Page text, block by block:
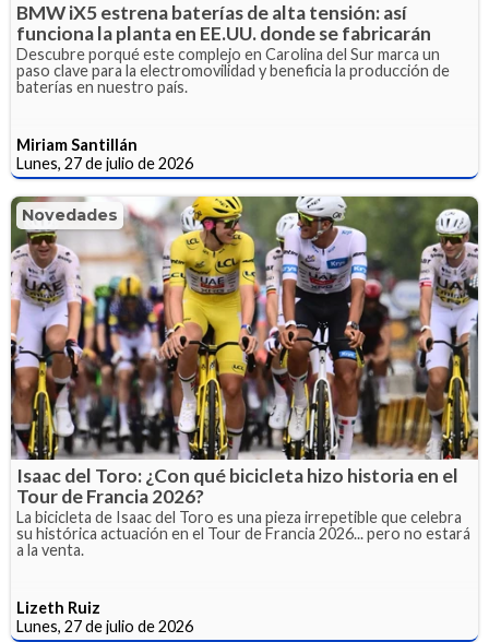
BMW iX5 estrena baterías de alta tensión: así
funciona la planta en EE.UU. donde se fabricarán
Descubre porqué este complejo en Carolina del Sur marca un
paso clave para la electromovilidad y beneficia la producción de
baterías en nuestro país.
Miriam Santillán
Lunes, 27 de julio de 2026
Novedades
Isaac del Toro: ¿Con qué bicicleta hizo historia en el
Tour de Francia 2026?
La bicicleta de Isaac del Toro es una pieza irrepetible que celebra
su histórica actuación en el Tour de Francia 2026... pero no estará
a la venta.
Lizeth Ruiz
Lunes, 27 de julio de 2026